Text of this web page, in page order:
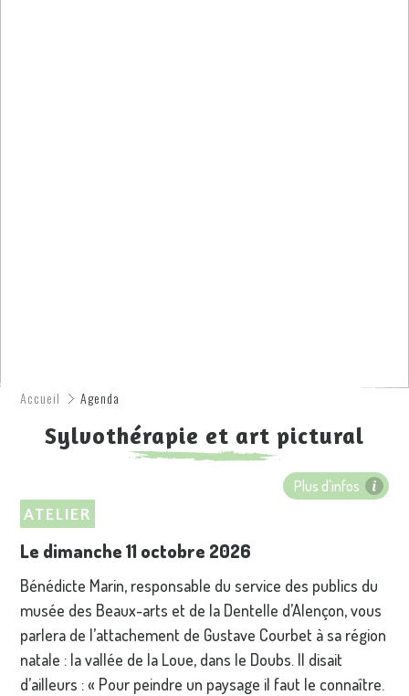
Accueil Agenda
Sylvothérapie et art pictural
ATELIER
Le dimanche 11 octobre 2026
Bénédicte Marin, responsable du service des publics du
musée des Beaux-arts et de la Dentelle d’Alençon, vous
parlera de l’attachement de Gustave Courbet à sa région
natale : la vallée de la Loue, dans le Doubs. Il disait
d’ailleurs : « Pour peindre un paysage il faut le connaître.
Plus d'infos